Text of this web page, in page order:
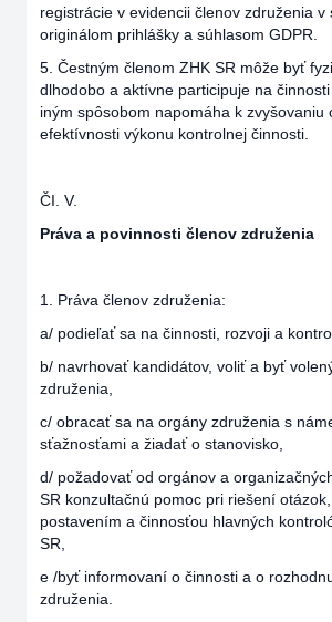
registrácie v evidencii členov združenia v
originálom prihlášky a súhlasom GDPR.
5. Čestným členom ZHK SR môže byť
dlhodobo a aktívne participuje na
iným spôsobom napomáha k zvyšovaniu
efektívnosti výkonu kontrolnej činnosti.
ČI. V.
Práva a povinnosti členov združenia
1. Práva členov združenia:
a/ podieľať sa na činnosti, rozvoji a
b/ navrhovať kandidátov, voliť a byť
združenia,
c/ obracať sa na orgány združenia s
sťažnosťami a žiadať o stanovisko,
d/ požadovať od orgánov a
SR konzultačnú pomoc pri riešení
postavením a činnosťou hlavných
SR,
e /byť informovaní o činnosti a o
združenia.